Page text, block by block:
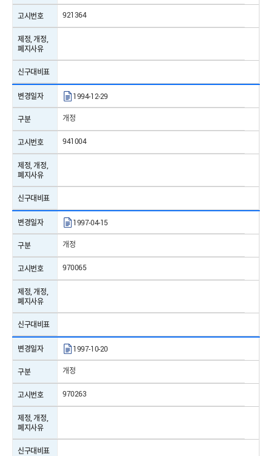
표준번호 KS B 0062
표준명
제/개정일자 2026-07-10
표준번호 KS B 6311
표준명 송풍기의 시험방법
제/개정일자 2022-12-30
표준번호 KS B 6311
표준명
제/개정일자
표준번호 KS B 6311
표준명
제/개정일자
표준번호
표준명
제/개정일자 2022-12-30
표준번호
표준명 수치의 맺음법
제/개정일자
표준번호 KS A 0078
고시번호 921364
제정, 개정,
폐지사유
신구대비표
변경일자 1994-12-29
구분 개정
고시번호 941004
제정, 개정,
폐지사유
신구대비표
변경일자 1997-04-15
구분 개정
고시번호 970065
제정, 개정,
폐지사유
신구대비표
변경일자 1997-10-20
구분 개정
고시번호 970263
제정, 개정,
폐지사유
신구대비표